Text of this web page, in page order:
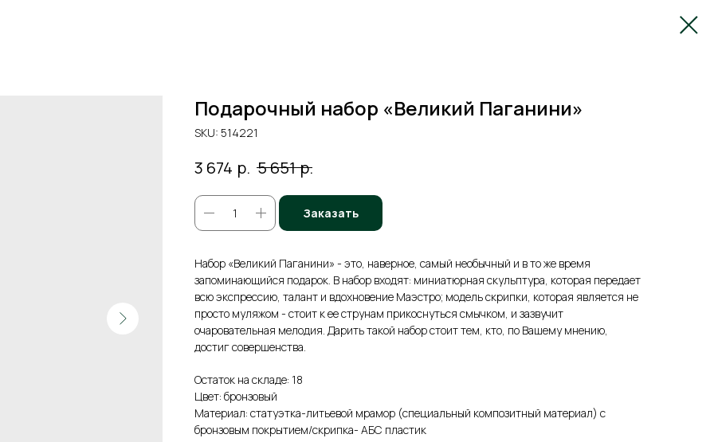
Подарочный набор «Великий Паганини»
SKU: 514221
3 674 р. 5 651 р.
Заказать
Набор «Великий Паганини» - это, наверное, самый необычный и в то же время
запоминающийся подарок. В набор входят: миниатюрная скульптура, которая передает
всю экспрессию, талант и вдохновение Маэстро; модель скрипки, которая является не
просто муляжом - стоит к ее струнам прикоснуться смычком, и зазвучит
очаровательная мелодия. Дарить такой набор стоит тем, кто, по Вашему мнению,
достиг совершенства.
Остаток на складе: 18
Цвет: бронзовый
Материал: статуэтка-литьевой мрамор (специальный композитный материал) с
бронзовым покрытием/скрипка- АБС пластик